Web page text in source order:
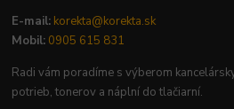
E-mail: korekta@korekta.sk
Mobil: 0905 615 831
Radi vám poradíme s výberom
potrieb, tonerov a náplní do tlačiarní.